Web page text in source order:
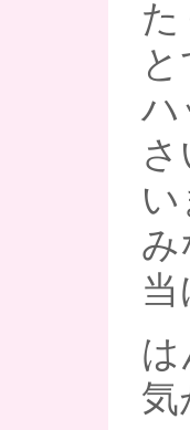
た
ハ
み
気